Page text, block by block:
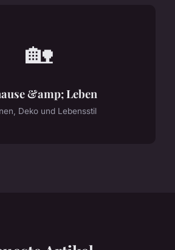
🏡
&amp; Leben
Deko und Lebensstil